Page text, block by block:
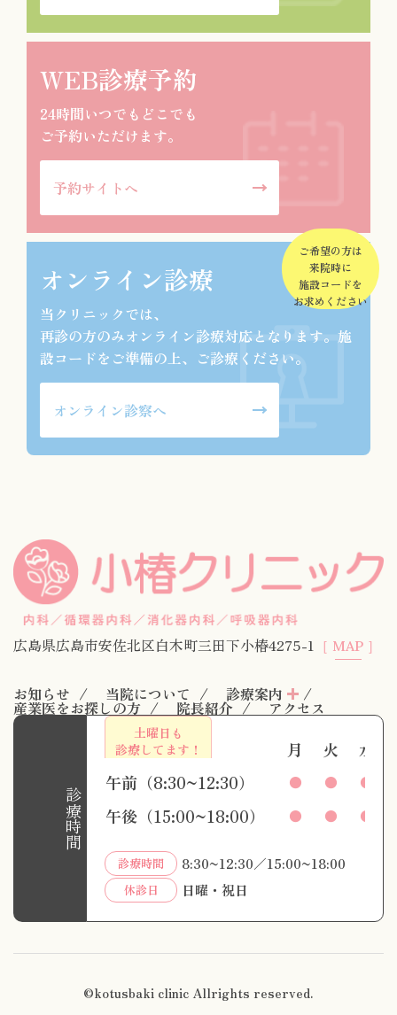
WEB診療予約
24時間いつでもどこでも
ご予約いただけます。
予約サイトへ
オンライン診療
ご希望の方は
来院時に
施設コードを
お求めください
当クリニックでは、
再診の方のみオンライン診療対応となります。施
設コードをご準備の上、ご診療ください。
オンライン診察へ
広島県広島市安佐北区白木町三田下小椿4275-1 ［ MAP ］
お知らせ 当院について 診療案内
産業医をお探しの方 院長紹介 アクセス
診療時間
土曜日も
診療してます！
月 火 水
午前（8:30~12:30）
● ● ●
午後（15:00~18:00） ● ● ●
診療時間 8:30~12:30／15:00~18:00
休診日 日曜・祝日
©kotusbaki clinic Allrights reserved.